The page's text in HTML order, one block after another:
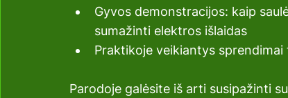
Gyvos demonstracijos: kaip
sumažinti elektros išlaidas
Praktikoje veikiantys
Parodoje galėsite iš arti susipažinti